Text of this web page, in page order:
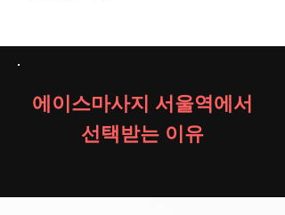
에이스마사지 서울역에서
선택받는 이유